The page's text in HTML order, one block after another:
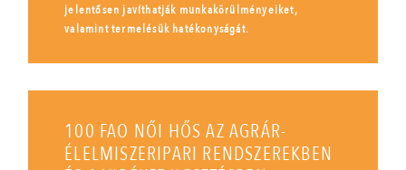
jelentősen javíthatják munkakörülményeiket,
valamint termelésük hatékonyságát.
100 FAO NŐI HŐS AZ AGRÁR-
ÉLELMISZERIPARI RENDSZEREKBEN